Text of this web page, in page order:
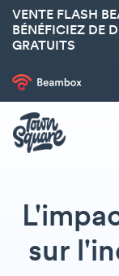
VENTE FLASH
BÉNÉFICIEZ DE
GRATUITS
sur